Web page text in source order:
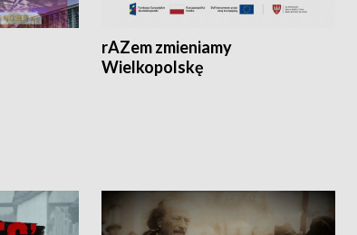
rAZem zmieniamy
Wielkopolskę